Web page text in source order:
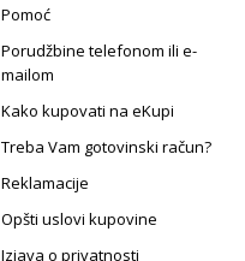
Pomoć
Porudžbine telefonom ili e-
mailom
Kako kupovati na eKupi
Treba Vam gotovinski račun?
Reklamacije
Opšti uslovi kupovine
Izjava o privatnosti